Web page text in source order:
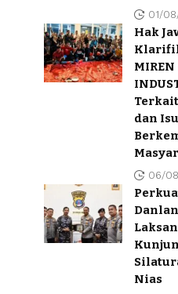
01/
Hak
MIREN
dan
06/
Nias